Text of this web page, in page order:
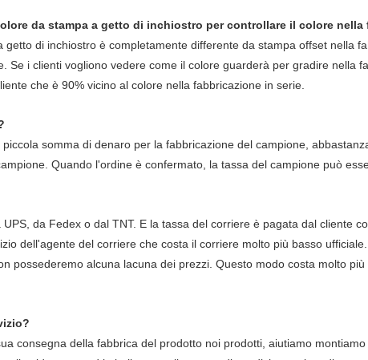
da stampa a getto di inchiostro per controllare il colore nella
getto di inchiostro è completamente differente da stampa offset nella
Se i clienti vogliono vedere come il colore guarderà per gradire nella
che è 90% vicino al colore nella fabbricazione in serie.
somma di denaro per la fabbricazione del campione,
Quando l'ordine è confermato, la tassa del campione può
da Fedex o dal TNT. E la tassa del corriere è pagata dal cliente
dell'agente del corriere che costa il corriere molto più basso
possederemo alcuna lacuna dei prezzi. Questo modo costa molto
consegna della fabbrica del prodotto noi prodotti, aiutiamo